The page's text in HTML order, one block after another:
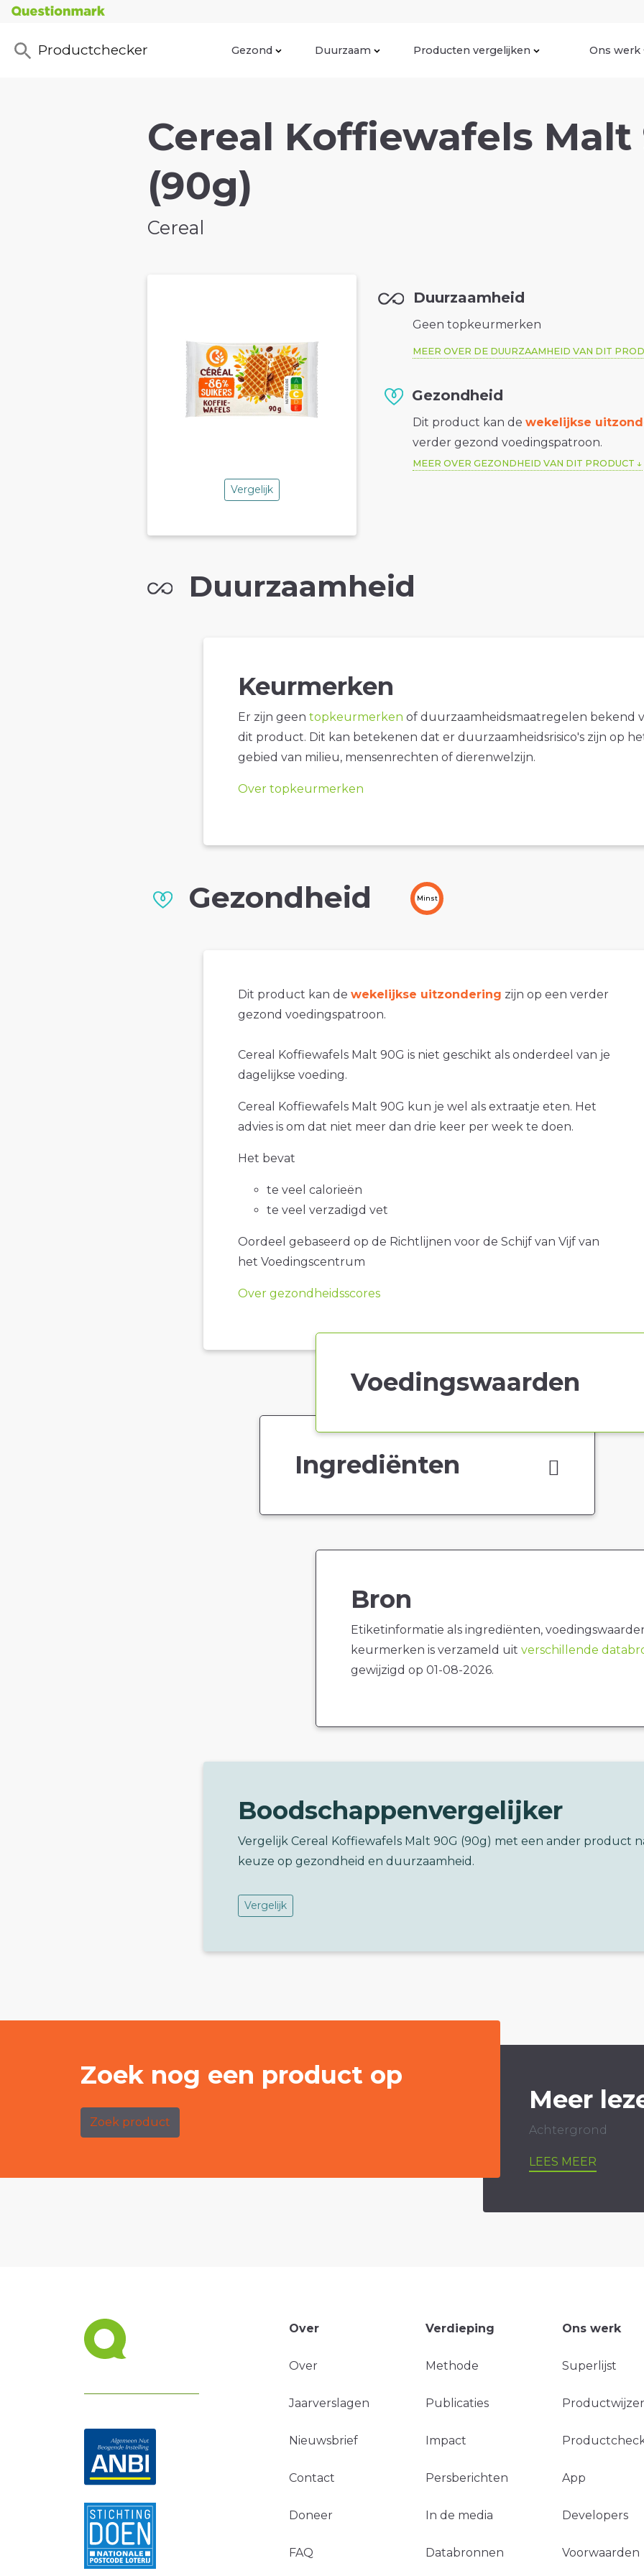
Productchecker Gezond Duurzaam Producten vergelijken Ons werk
Cereal Koffiewafels Malt
(90g)
Cereal
Vergelijk
Duurzaamheid
Geen topkeurmerken
MEER OVER DE DUURZAAMHEID VAN DIT
Gezondheid
Dit product kan dewekelijkse
verder gezond voedingspatroon.
MEER OVER GEZONDHEID VAN DIT PRODUCT
Duurzaamheid
Keurmerken
Er zijn geen topkeurmerken of duurzaamheidsmaatregelen bekend
dit product. Dit kan betekenen dat er duurzaamheidsrisico's zijn op
gebied van milieu, mensenrechten of dierenwelzijn.
Over topkeurmerken
Gezondheid Minst
Dit product kan de wekelijkse uitzondering zijn op een verder
gezond voedingspatroon.
Cereal Koffiewafels Malt 90G is niet geschikt als onderdeel van je
dagelijkse voeding.
Cereal Koffiewafels Malt 90G kun je wel als extraatje eten. Het
advies is om dat niet meer dan drie keer per week te doen.
Het bevat
te veel calorieën
te veel verzadigd vet
Oordeel gebaseerd op de Richtlijnen voor de Schijf van Vijf van
het Voedingscentrum
Over gezondheidsscores
Voedingswaarden
Ingrediënten
Bron
Etiketinformatie als ingrediënten,
keurmerken is verzameld uit verschillende
gewijzigd op 01-08-2026.
Boodschappenvergelijker
Vergelijk Cereal Koffiewafels Malt 90G (90g) met een ander product
keuze op gezondheid en duurzaamheid.
Vergelijk
Zoek nog een product op
Zoek product
Meer
Achtergrond
LEES MEER
Over
Over
Jaarverslagen
Nieuwsbrief
Contact
Doneer
FAQ
Verdieping
Methode
Publicaties
Impact
Persberichten
In de media
Databronnen
Ons werk
Superlijst
App
Developers
Voorwaarden